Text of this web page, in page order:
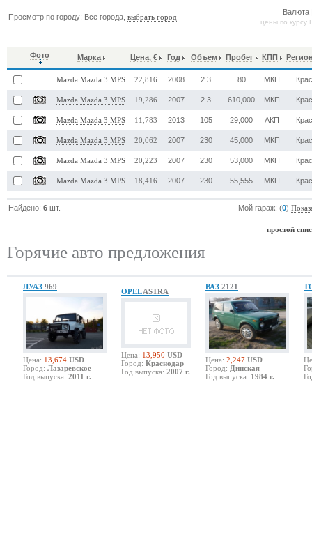
Просмотр по городу: Все города,выбрать город
цены по
Фото Марка Цена, € Год Объем Пробег КПП
Mazda Mazda 3 MPS 22,816 2008 2.3 80 МКП
Mazda Mazda 3 MPS 19,286 2007 2.3 610,000 МКП
Mazda Mazda 3 MPS 11,783 2013 105 29,000 АКП
Mazda Mazda 3 MPS 20,062 2007 230 45,000 МКП
Mazda Mazda 3 MPS 20,223 2007 230 53,000 МКП
Mazda Mazda 3 MPS 18,416 2007 230 55,555 МКП
Найдено:6 шт. Мой гараж: (0)
простой
Горячие авто предложения
ЛУАЗ 969
Цена: 13,674 USD
Город: Лазаревское
Год выпуска: 2011 г.
OPELASTRA
Цена: 13,950 USD
Город: Краснодар
Год выпуска: 2007 г.
ВАЗ 2121
Цена: 2,247 USD
Город: Динская
Год выпуска: 1984 г.